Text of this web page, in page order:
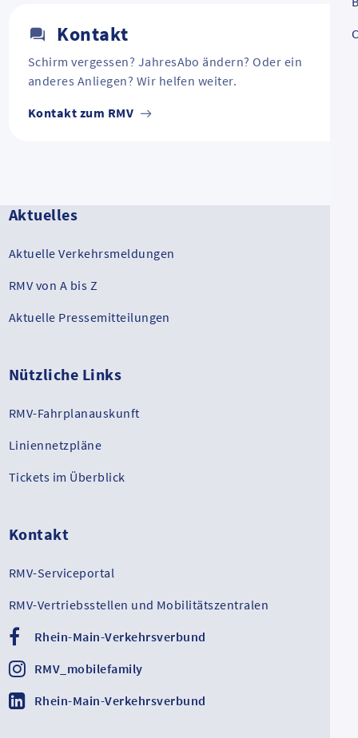
Kontakt
Schirm vergessen? JahresAbo ändern? Oder ein
anderes Anliegen? Wir helfen weiter.
Kontakt zum RMV
Aktuelles
Aktuelle Verkehrsmeldungen
RMV von A bis Z
Aktuelle Pressemitteilungen
Nützliche Links
RMV-Fahrplanauskunft
Liniennetzpläne
Tickets im Überblick
Kontakt
RMV-Serviceportal
RMV-Vertriebsstellen und Mobilitätszentralen
Rhein-Main-Verkehrsverbund
RMV_mobilefamily
Rhein-Main-Verkehrsverbund